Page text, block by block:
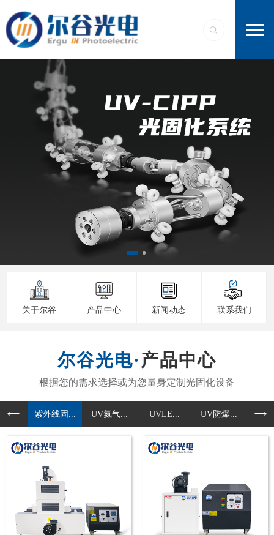
关于尔谷 产品中心 新闻动态 联系我们
产品中心
紫外线固... UV氮气... UVLE... UV防爆... UV